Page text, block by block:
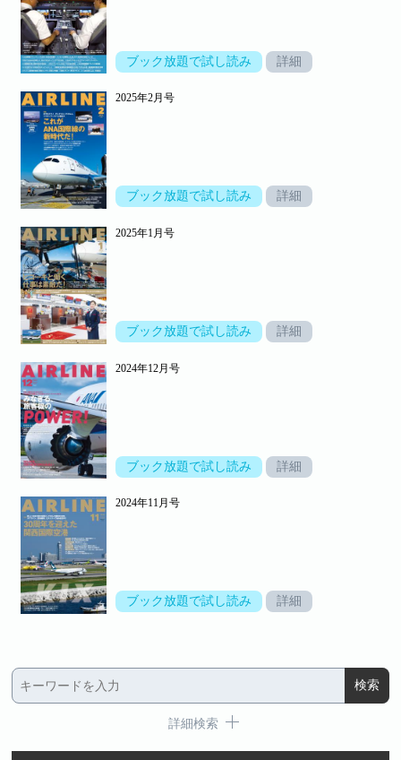
ブック放題で試し読み 詳細
2025年2月号
ブック放題で試し読み 詳細
2025年1月号
ブック放題で試し読み 詳細
2024年12月号
ブック放題で試し読み 詳細
2024年11月号
ブック放題で試し読み 詳細
詳細検索